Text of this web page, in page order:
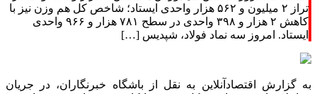
تراز ۲ میلیون و ۵۶۲ هزار واحدی ایستاد؛ شاخص کل هم وزن نیز با
کاهش ۲ هزار و ۳۹۸ واحدی در سطح ۷۸۱ هزار و ۹۶۶ واحدی
ایستاد. امروز سه نماد فولاد، شپدیس […]
به گزارش اقتصادآنلاین به نقل از باشگاه خبرنگاران، در جریان